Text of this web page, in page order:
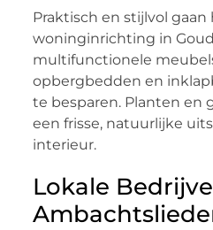
Praktisch en stijlvol
woninginrichting in
multifunctionele
opbergbedden en
te besparen. Planten en
een frisse, natuurlijke
interieur.
Lokale